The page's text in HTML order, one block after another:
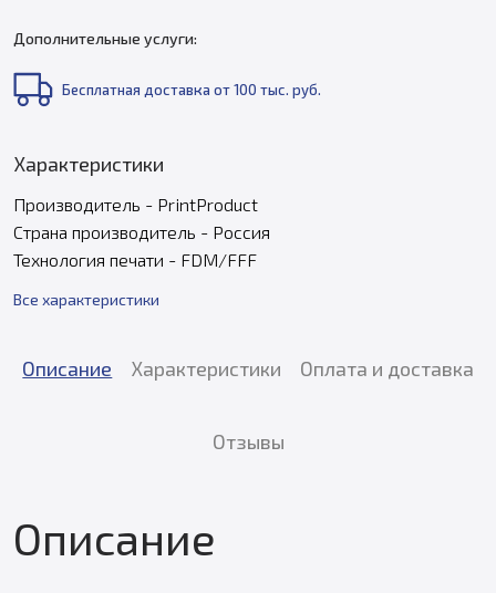
Дополнительные услуги:
Бесплатная доставка от 100 тыс. руб.
Характеристики
Производитель - PrintProduct
Страна производитель - Россия
Технология печати - FDM/FFF
Все характеристики
Описание Характеристики Оплата и доставка
Отзывы
Описание